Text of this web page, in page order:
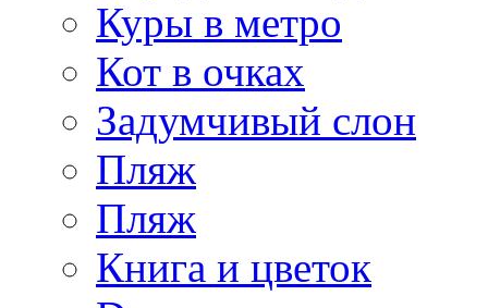
Куры в метро
Кот в очках
Задумчивый слон
Пляж
Пляж
Книга и цветок